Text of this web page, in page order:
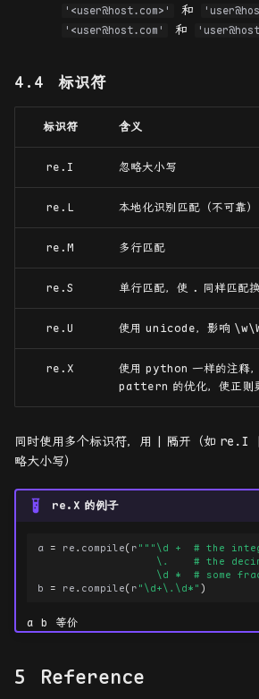
'<user@host.com>' 和
'<user@host.com' 和
标识符
标识符 含义
re.I 忽略大小写
re.L 本地化识别匹配（不可靠）
re.M 多行匹配
re.S 单行匹配，使 . 同样匹配
re.U 使用 unicode，影响
re.X 使用 python 一样的注释
pattern 的优化，使正则
同时使用多个标识符，用 | 隔开（如 re.I
略大小写）
re.X 的例子
a = re . compile( r """\d +  # the
\.    # the
\d *  # some
b
= re . compile( r "\d+\.\d*" )
a b 等价
Reference